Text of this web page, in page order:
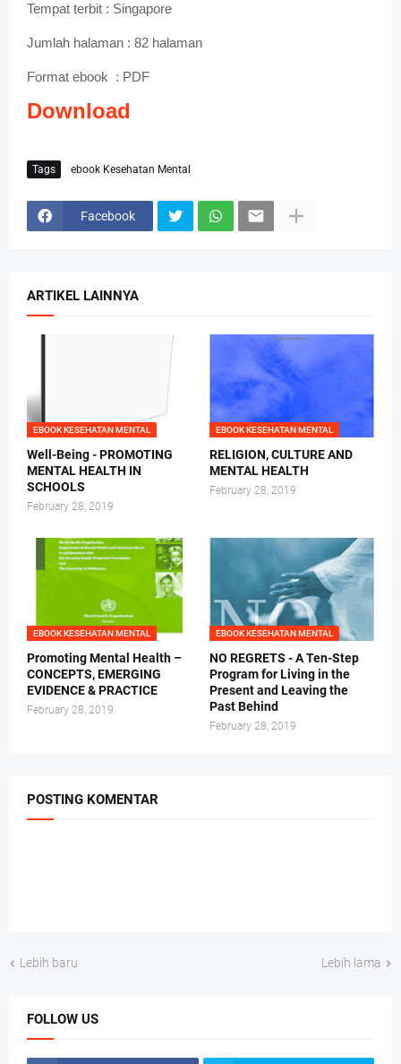
Tempat terbit : Singapore
Jumlah halaman : 82 halaman
Format ebook : PDF
Download
Tags ebook Kesehatan Mental
Facebook
ARTIKEL LAINNYA
EBOOK KESEHATAN MENTAL
Well-Being - PROMOTING
MENTAL HEALTH IN
SCHOOLS
February 28, 2019
EBOOK KESEHATAN MENTAL
RELIGION, CULTURE AND
MENTAL HEALTH
February 28, 2019
EBOOK KESEHATAN MENTAL
Promoting Mental Health –
CONCEPTS, EMERGING
EVIDENCE & PRACTICE
February 28, 2019
EBOOK KESEHATAN MENTAL
NO REGRETS - A Ten-Step
Program for Living in the
Present and Leaving the
Past Behind
February 28, 2019
POSTING KOMENTAR
Lebih baru Lebih lama
FOLLOW US